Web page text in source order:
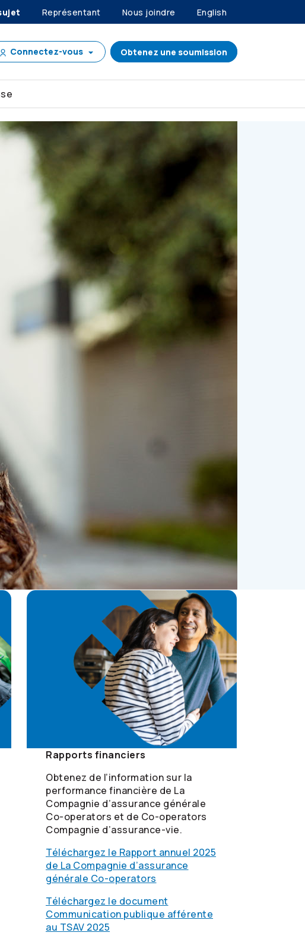
Représentant Nous joindre English
Connectez-vous Obtenez une soumission
Rapports financiers
Obtenez de l’information sur la
performance financière de La
Compagnie d’assurance générale
Co-operators et de Co-operators
Compagnie d’assurance-vie.
Téléchargez le Rapport annuel 2025
de La Compagnie d’assurance
générale Co-operators
Téléchargez le document
Communication publique afférente
au TSAV 2025